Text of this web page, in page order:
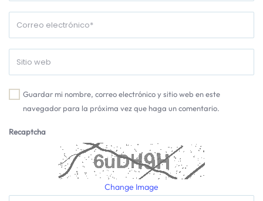
Guardar mi nombre, correo electrónico y sitio web en este
navegador para la próxima vez que haga un comentario.
Recaptcha
Change Image